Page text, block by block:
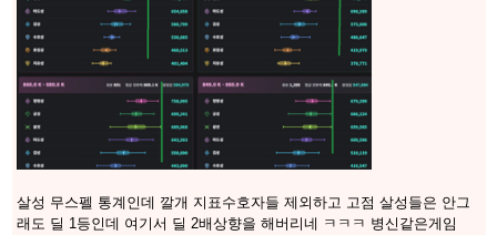
살성 무스펠 통계인데 깔개 지표수호자들 제외하고 고점 살성들은 안그
래도 딜 1등인데 여기서 딜 2배상향을 해버리네 ㅋㅋㅋ 병신같은게임